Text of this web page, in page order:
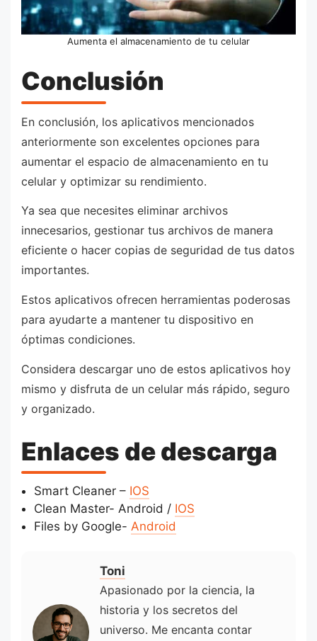
Aumenta el almacenamiento de tu celular
Conclusión
En conclusión, los aplicativos mencionados
anteriormente son excelentes opciones para
aumentar el espacio de almacenamiento en tu
celular y optimizar su rendimiento.
Ya sea que necesites eliminar archivos
innecesarios, gestionar tus archivos de manera
eficiente o hacer copias de seguridad de tus datos
importantes.
Estos aplicativos ofrecen herramientas poderosas
para ayudarte a mantener tu dispositivo en
óptimas condiciones.
Considera descargar uno de estos aplicativos hoy
mismo y disfruta de un celular más rápido, seguro
y organizado.
Enlaces de descarga
Smart Cleaner – IOS
Clean Master- Android / IOS
Files by Google- Android
Toni
Apasionado por la ciencia, la
historia y los secretos del
universo. Me encanta contar